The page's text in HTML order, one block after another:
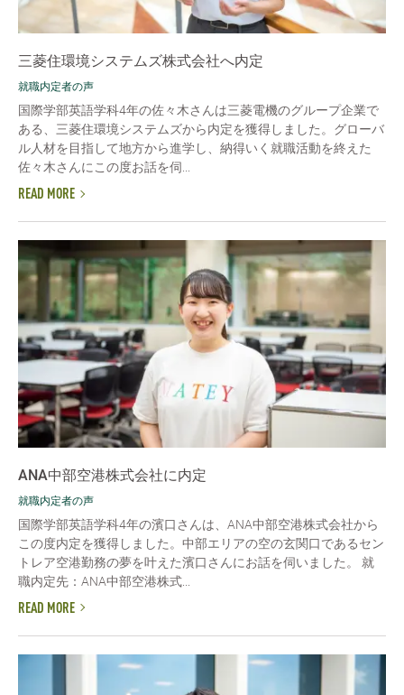
三菱住環境システムズ株式会社へ内定
就職内定者の声
国際学部英語学科4年の佐々木さんは三菱電機のグループ企業で
ある、三菱住環境システムズから内定を獲得しました。グローバ
ル人材を目指して地方から進学し、納得いく就職活動を終えた
佐々木さんにこの度お話を伺...
READ MORE
ANA中部空港株式会社に内定
就職内定者の声
国際学部英語学科4年の濱口さんは、ANA中部空港株式会社から
この度内定を獲得しました。中部エリアの空の玄関口であるセン
トレア空港勤務の夢を叶えた濱口さんにお話を伺いました。 就
職内定先：ANA中部空港株式...
READ MORE